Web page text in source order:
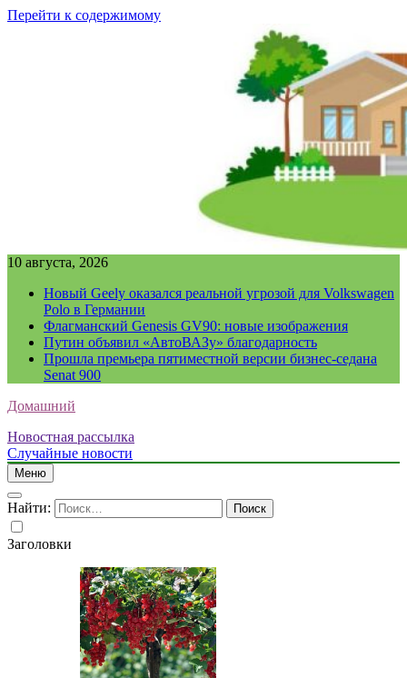
Перейти к содержимому
10 августа, 2026
Новый Geely оказался реальной угрозой для Volkswagen
Polo в Германии
Флагманский Genesis GV90: новые изображения
Путин объявил «АвтоВАЗу» благодарность
Прошла премьера пятиместной версии бизнес-седана
Senat 900
Домашний
Новостная рассылка
Случайные новости
Меню
Найти:
Заголовки